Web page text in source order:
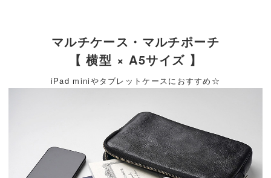
マルチケース・マルチポーチ
【 横型 × A5サイズ 】
iPad miniやタブレットケースにおすすめ☆